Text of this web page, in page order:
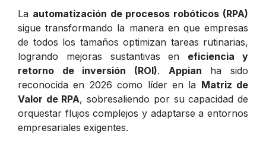
La automatización de procesos robóticos (RPA)
sigue transformando la manera en que empresas
de todos los tamaños optimizan tareas rutinarias,
logrando mejoras sustantivas en eficiencia y
retorno de inversión (ROI). Appian ha sido
reconocida en 2026 como líder en la Matriz de
Valor de RPA, sobresaliendo por su capacidad de
orquestar flujos complejos y adaptarse a entornos
empresariales exigentes.